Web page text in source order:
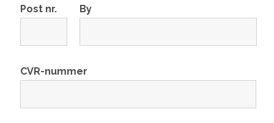
Post nr. By
CVR-nummer